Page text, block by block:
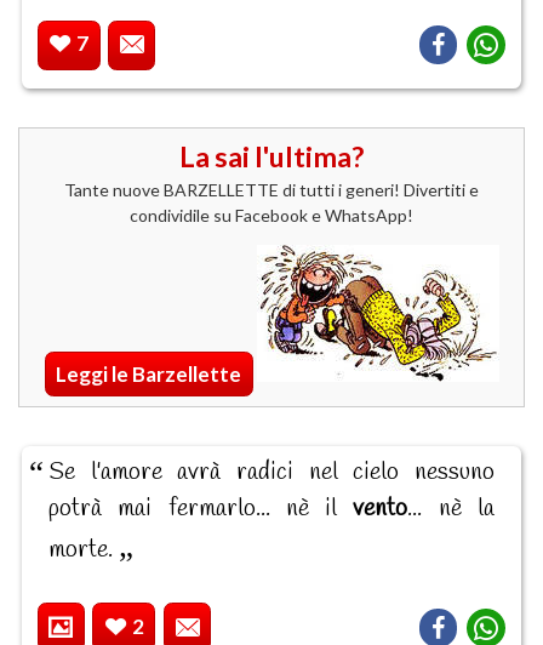
7
La sai l'ultima?
Tante nuove BARZELLETTE di tutti i generi! Divertiti e
condividile su Facebook e WhatsApp!
Leggi le Barzellette
Se l'amore avrà radici nel cielo nessuno
potrà mai fermarlo... nè ilvento... nè la
morte.
2